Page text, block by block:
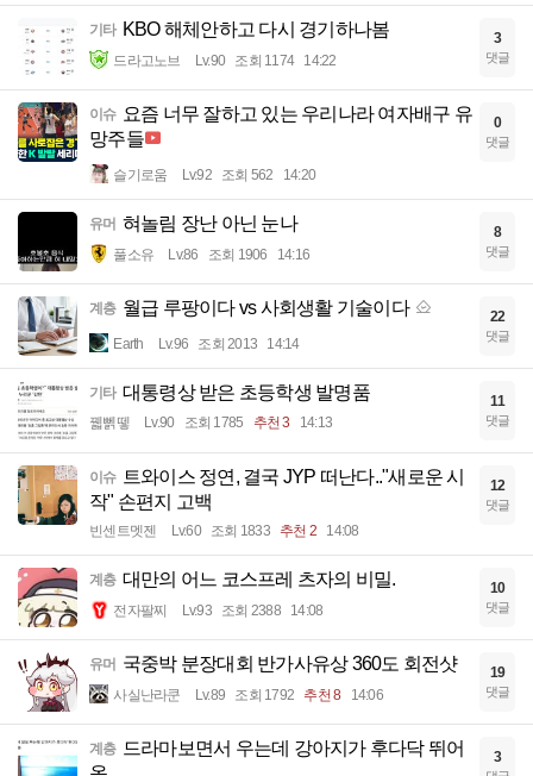
기타 KBO 해체안하고 다시 경기하나봄
드라고노브 Lv.90 조회 1174 14:22
3
댓글
이슈 요즘 너무 잘하고 있는 우리나라 여자배구 유
망주들
슬기로움 Lv.92 조회 562 14:20
0
댓글
유머 혀놀림 장난 아닌 눈나
풀소유 Lv.86 조회 1906 14:16
8
댓글
계층 월급 루팡이다 vs 사회생활 기술이다
Earth Lv.96 조회 2013 14:14
22
댓글
기타 대통령상 받은 초등학생 발명품
꿻뻵뗗 Lv.90 조회 1785 추천 3 14:13
11
댓글
이슈
트와이스 정연, 결국 JYP 떠난다.."새로운 시
작" 손편지 고백
빈센트멧젠 Lv.60 조회 1833 추천 2 14:08
12
댓글
계층 대만의 어느 코스프레 츠자의 비밀.
전자팔찌 Lv.93 조회 2388 14:08
10
댓글
유머 국중박 분장대회 반가사유상 360도 회전샷
사실난라쿤 Lv.89 조회 1792 추천 8 14:06
19
댓글
계층 드라마보면서 우는데 강아지가 후다닥 뛰어
3